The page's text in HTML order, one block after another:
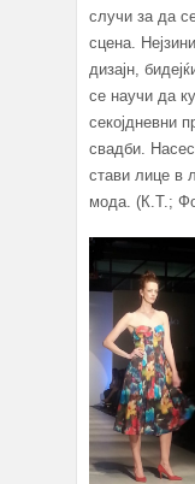
случи за да
сцена.
дизајн,
се научи да
секојдневни
свадби.
стави лице в
мода. (К.Т.;